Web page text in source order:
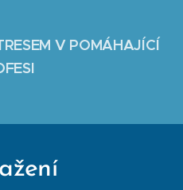
V POMÁHAJÍCÍ